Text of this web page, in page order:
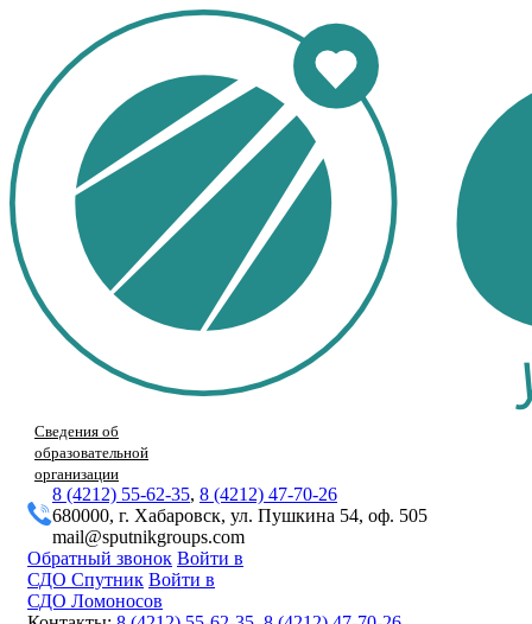
Сведения об
образовательной
организации
8 (4212) 55-62-35, 8 (4212) 47-70-26
680000, г. Хабаровск, ул. Пушкина 54, оф. 505
mail@sputnikgroups.com
Обратный звонок Войти в
СДО Спутник Войти в
СДО Ломоносов